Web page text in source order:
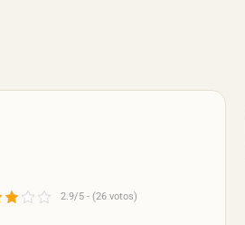
2.9/5 - (26 votos)